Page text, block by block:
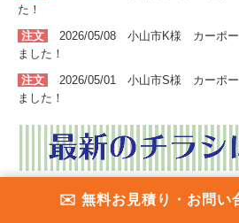
営業日カレ
た！
注文
2026/05/08 小山市K様 カーポー
ました！
注文
2026/05/01 小山市S様 カーポー
ました！
✉️ 無料お見積り・お問い